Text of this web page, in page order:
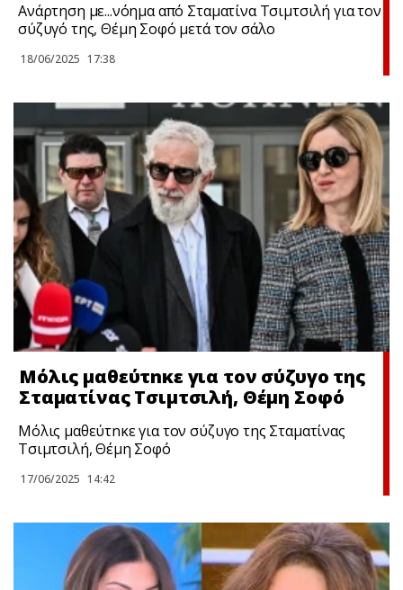
Ανάρτηση με...νόημα από Σταματίνα Τσιμτσιλή για τον
σύζυγό της, Θέμη Σοφό μετά τον σάλo
18/06/2025 17:38
Μόλις μαθεύτnκε για τον σύζυγο της
Σταματίνας Τσιμτσιλή, Θέμη Σοφό
Μόλις μαθεύτnκε για τον σύζυγο της Σταματίνας
Τσιμτσιλή, Θέμη Σοφό
17/06/2025 14:42